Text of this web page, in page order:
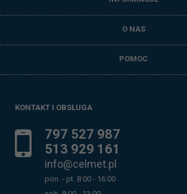
O NAS
POMOC
KONTAKT I OBSŁUGA
797 527 987
513 929 161
info@celmet.pl
pon. - pt. 8:00 - 16:00